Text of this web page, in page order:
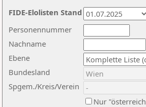
Nachname
Ebene
Personennummer
Bundesland
Spgem./Kreis/Verein
Nur
FIDE-Elolisten Stand